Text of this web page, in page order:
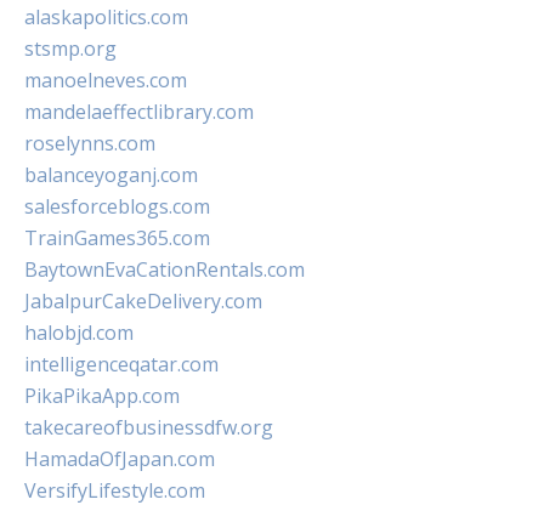
alaskapolitics.com
stsmp.org
manoelneves.com
mandelaeffectlibrary.com
roselynns.com
balanceyoganj.com
salesforceblogs.com
TrainGames365.com
BaytownEvaCationRentals.com
JabalpurCakeDelivery.com
halobjd.com
intelligenceqatar.com
PikaPikaApp.com
takecareofbusinessdfw.org
HamadaOfJapan.com
VersifyLifestyle.com